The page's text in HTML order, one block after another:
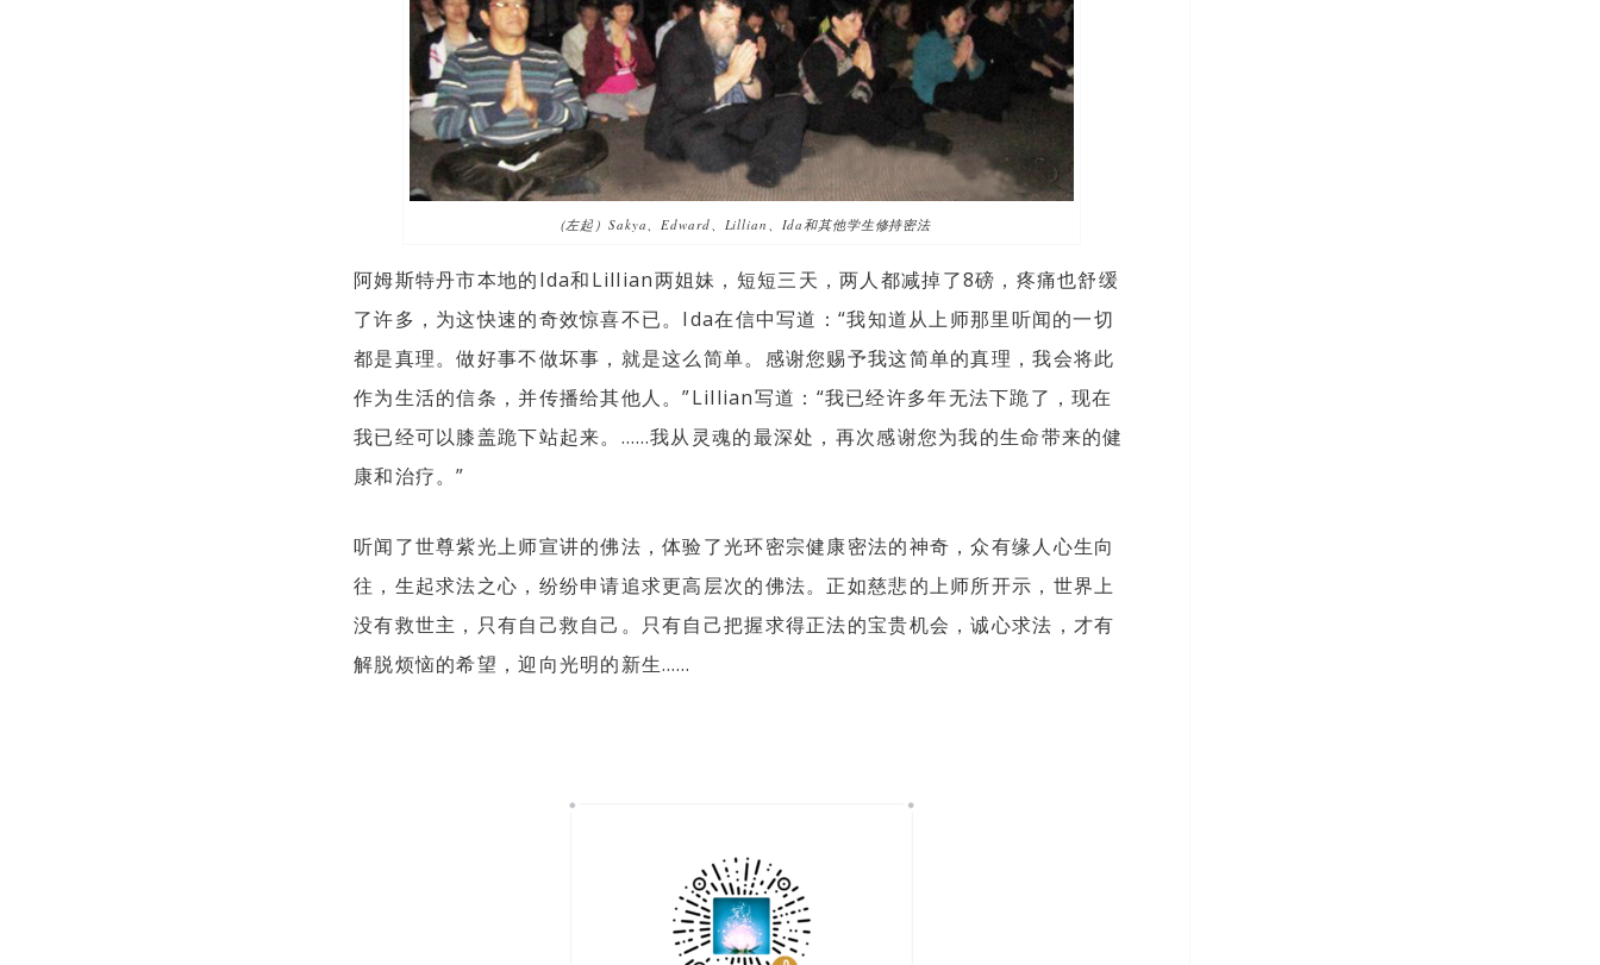
（左起）Sakya、Edward、Lillian、Ida和其他学生修持密法
阿姆斯特丹市本地的Ida和Lillian两姐妹，短短三天，两人都减掉了8磅，疼痛也舒缓
了许多，为这快速的奇效惊喜不已。Ida在信中写道：“我知道从上师那里听闻的一切
都是真理。做好事不做坏事，就是这么简单。感谢您赐予我这简单的真理，我会将此
作为生活的信条，并传播给其他人。”Lillian写道：“我已经许多年无法下跪了，现在
我已经可以膝盖跪下站起来。……我从灵魂的最深处，再次感谢您为我的生命带来的健
康和治疗。”
听闻了世尊紫光上师宣讲的佛法，体验了光环密宗健康密法的神奇，众有缘人心生向
往，生起求法之心，纷纷申请追求更高层次的佛法。正如慈悲的上师所开示，世界上
没有救世主，只有自己救自己。只有自己把握求得正法的宝贵机会，诚心求法，才有
解脱烦恼的希望，迎向光明的新生……